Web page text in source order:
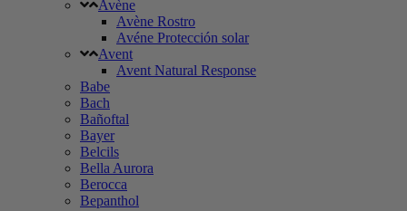
Avène
Avène Rostro
Avéne Protección solar
Avent
Avent Natural Response
Babe
Bach
Bañoftal
Bayer
Belcils
Bella Aurora
Berocca
Bepanthol